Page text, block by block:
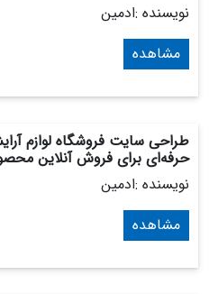
نویسنده :ادمین
مشاهده
طراحی سایت فروشگاه لوازم
حرفه‌ای برای فروش آنلاین
نویسنده :ادمین
مشاهده